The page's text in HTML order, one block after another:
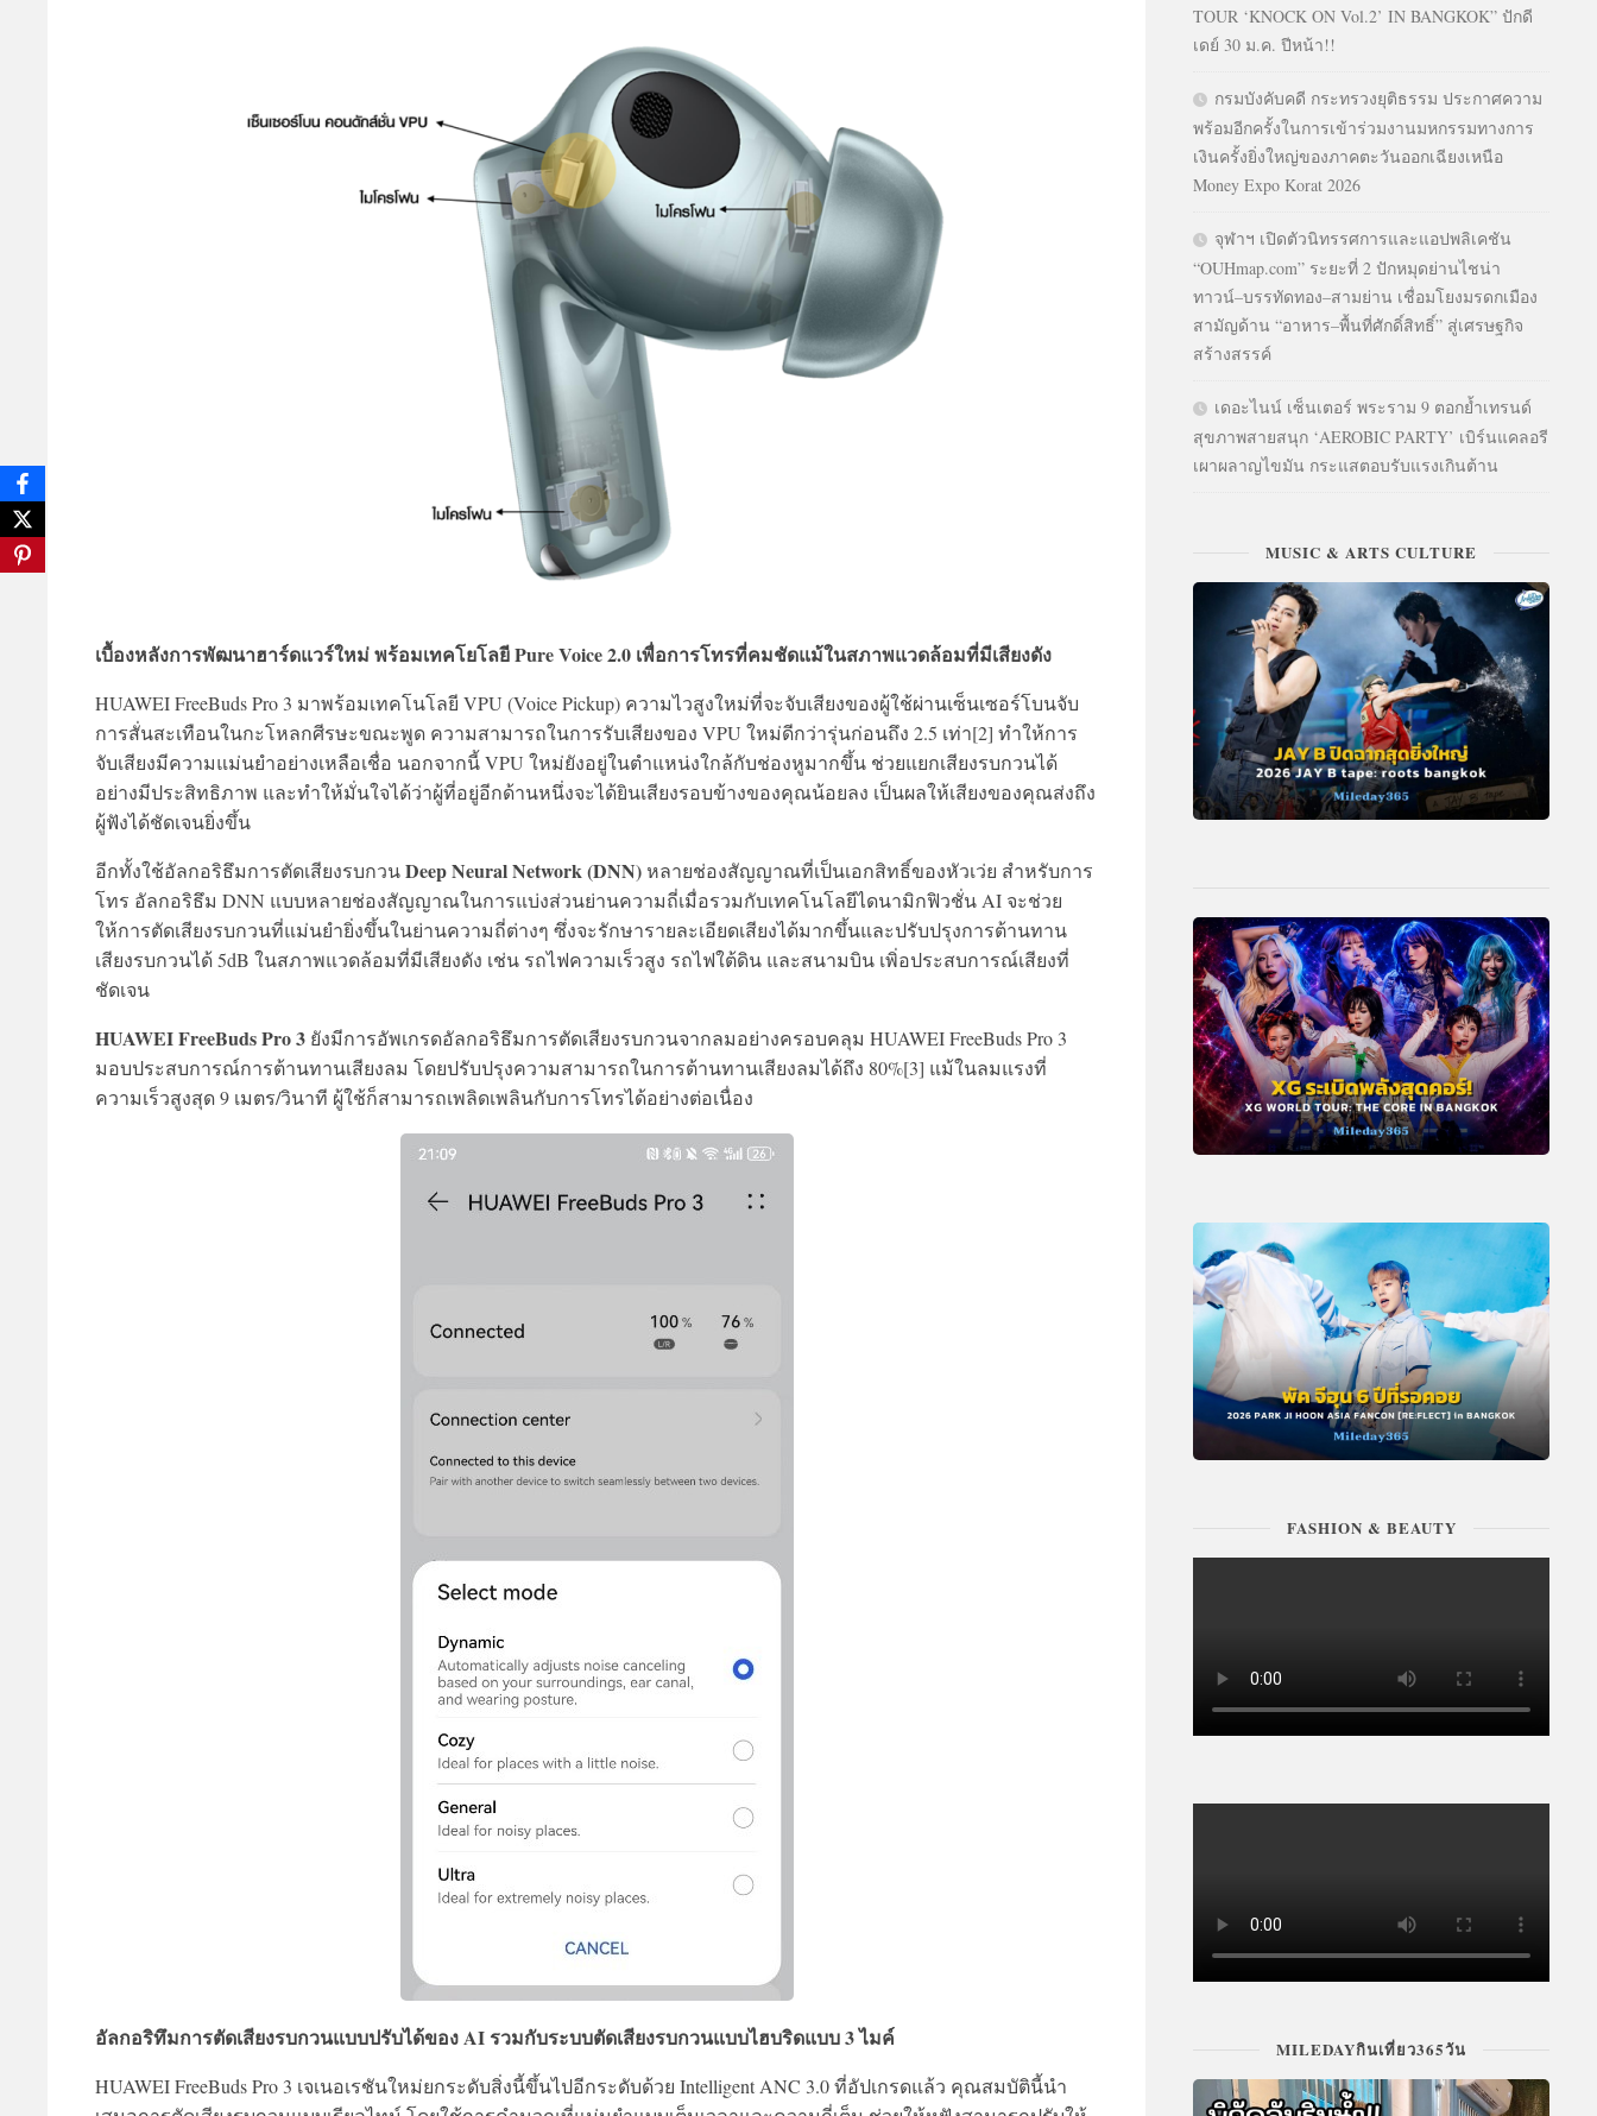
เบื้องหลังการพัฒนาฮาร์ดแวร์ใหม่ พร้อมเทคโยโลยี Pure Voice 2.0 เพื่อการโทรที่คมชัดแม้ในสภาพแวดล้อมที่มีเสียงดัง
HUAWEI FreeBuds Pro 3 มาพร้อมเทคโนโลยี VPU (Voice Pickup) ความไวสูงใหม่ที่จะจับเสียงของผู้ใช้ผ่านเซ็นเซอร์โบนจับ
การสั่นสะเทือนในกะโหลกศีรษะขณะพูด ความสามารถในการรับเสียงของ VPU ใหม่ดีกว่ารุ่นก่อนถึง 2.5 เท่า[2] ทำให้การ
จับเสียงมีความแม่นยำอย่างเหลือเชื่อ นอกจากนี้ VPU ใหม่ยังอยู่ในตำแหน่งใกล้กับช่องหูมากขึ้น ช่วยแยกเสียงรบกวนได้
อย่างมีประสิทธิภาพ และทำให้มั่นใจได้ว่าผู้ที่อยู่อีกด้านหนึ่งจะได้ยินเสียงรอบข้างของคุณน้อยลง เป็นผลให้เสียงของคุณส่งถึง
ผู้ฟังได้ชัดเจนยิ่งขึ้น
อีกทั้งใช้อัลกอริธึมการตัดเสียงรบกวนDeep Neural Network (DNN)หลายช่องสัญญาณที่เป็นเอกสิทธิ์ของหัวเว่ย สำหรับการ
โทร อัลกอริธึม DNN แบบหลายช่องสัญญาณในการแบ่งส่วนย่านความถี่เมื่อรวมกับเทคโนโลยีไดนามิกฟิวชั่น AI จะช่วย
ให้การตัดเสียงรบกวนที่แม่นยำยิ่งขึ้นในย่านความถี่ต่างๆ ซึ่งจะรักษารายละเอียดเสียงได้มากขึ้นและปรับปรุงการต้านทาน
เสียงรบกวนได้ 5dB ในสภาพแวดล้อมที่มีเสียงดัง เช่น รถไฟความเร็วสูง รถไฟใต้ดิน และสนามบิน เพิ่อประสบการณ์เสียงที่
ชัดเจน
HUAWEI FreeBuds Pro 3 ยังมีการอัพเกรดอัลกอริธึมการตัดเสียงรบกวนจากลมอย่างครอบคลุม HUAWEI FreeBuds Pro 3
มอบประสบการณ์การต้านทานเสียงลม โดยปรับปรุงความสามารถในการต้านทานเสียงลมได้ถึง 80%[3] แม้ในลมแรงที่
ความเร็วสูงสุด 9 เมตร/วินาที ผู้ใช้ก็สามารถเพลิดเพลินกับการโทรได้อย่างต่อเนื่อง
อัลกอริทึมการตัดเสียงรบกวนแบบปรับได้ของ AI รวมกับระบบตัดเสียงรบกวนแบบไฮบริดแบบ 3 ไมค์
HUAWEI FreeBuds Pro 3 เจเนอเรชันใหม่ยกระดับสิ่งนี้ขึ้นไปอีกระดับด้วย Intelligent ANC 3.0 ที่อัปเกรดแล้ว คุณสมบัตินี้นำ
TOUR ‘KNOCK ON Vol.2’ IN BANGKOK” ปักดี
เดย์ 30 ม.ค. ปีหน้า!!
กรมบังคับคดี กระทรวงยุติธรรม ประกาศความ
พร้อมอีกครั้งในการเข้าร่วมงานมหกรรมทางการ
เงินครั้งยิ่งใหญ่ของภาคตะวันออกเฉียงเหนือ
Money Expo Korat 2026
จุฬาฯ เปิดตัวนิทรรศการและแอปพลิเคชัน
“OUHmap.com” ระยะที่ 2 ปักหมุดย่านไชน่า
ทาวน์–บรรทัดทอง–สามย่าน เชื่อมโยงมรดกเมือง
สามัญด้าน “อาหาร–พื้นที่ศักดิ์สิทธิ์” สู่เศรษฐกิจ
สร้างสรรค์
เดอะไนน์ เซ็นเตอร์ พระราม 9 ตอกย้ำเทรนด์
สุขภาพสายสนุก ‘AEROBIC PARTY’ เบิร์นแคลอรี
เผาผลาญไขมัน กระแสตอบรับแรงเกินต้าน
MUSIC & ARTS CULTURE
FASHION & BEAUTY
MILEDAYกินเที่ยว365วัน